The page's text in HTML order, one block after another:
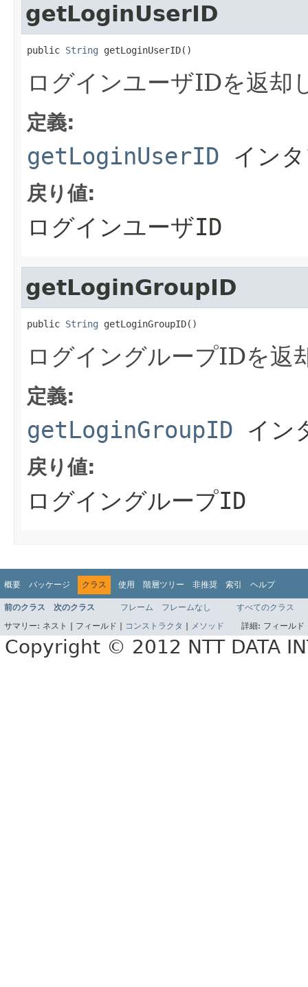
getLoginUserID
public String getLoginUserID()
ログインユーザIDを返却
定義:
getLoginUserID イン
戻り値:
ログインユーザID
getLoginGroupID
public String getLoginGroupID()
ログイングループIDを返
定義:
getLoginGroupID イン
戻り値:
ログイングループID
概要 パッケージ クラス 使用 階層ツリー 非推奨 索引 ヘルプ
前のクラス 次のクラス フレーム フレームなし
すべてのクラス
サマリー: ネスト | フィールド | コンストラクタ メソッド 詳細: フィール
Copyright © 2012 NTT DATA